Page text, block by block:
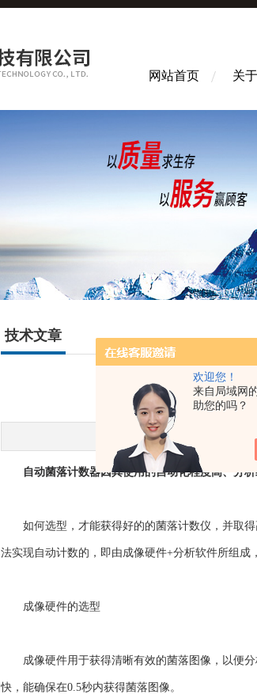
欢迎您！
来自局域网
助您的吗？
网站首页 关
技术文章
看完本篇
自动菌落计数器因其使用的自动化程度高、分
如何选型，才能获得好的的菌落计数仪，并取得
法实现自动计数的，即由成像硬件+分析软件所组成
成像硬件的选型
成像硬件用于获得清晰有效的菌落图像，以便分
快，能确保在0.5秒内获得菌落图像。